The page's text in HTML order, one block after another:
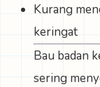
Kurang
keringat
Bau badan
sering